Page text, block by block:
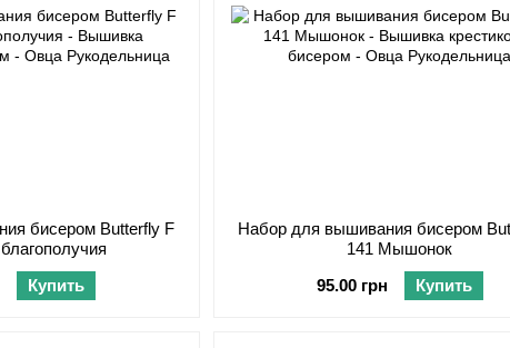
бисером Butterfly F
Купить
Набор для вышивания бисером
141 Мышонок
95.00 грн
Купить